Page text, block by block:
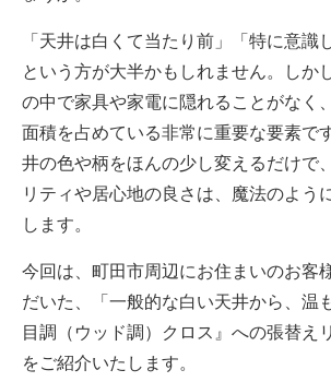
「天井は白くて当たり前」「特に意識
という方が大半かもしれません。しか
の中で家具や家電に隠れることがなく
面積を占めている非常に重要な要素で
井の色や柄をほんの少し変えるだけで
リティや居心地の良さは、魔法のよう
します。
今回は、町田市周辺にお住まいのお客
だいた、「一般的な白い天井から、温
目調（ウッド調）クロス』への張替え
をご紹介いたします。